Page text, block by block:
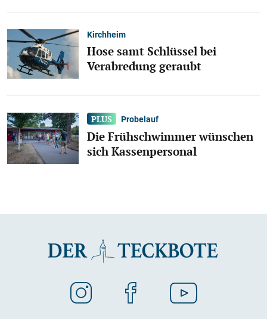
Kirchheim
Hose samt Schlüssel bei
Verabredung geraubt
Probelauf
Die Frühschwimmer wünschen
sich Kassenpersonal